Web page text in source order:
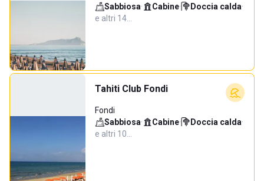
Sabbiosa· Cabine· Doccia calda·
e altri 14…
Tahiti Club Fondi
Fondi
Sabbiosa· Cabine· Doccia calda·
e altri 10…